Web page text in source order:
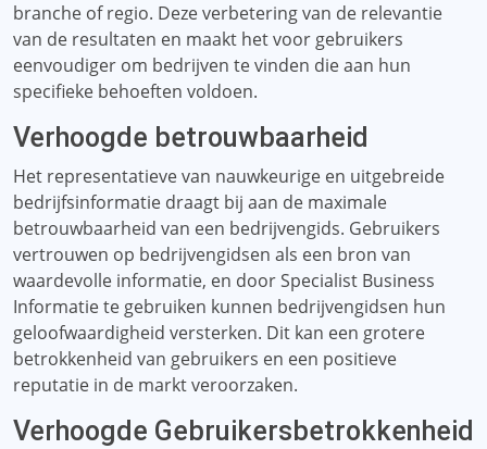
branche of regio. Deze verbetering van de relevantie
van de resultaten en maakt het voor gebruikers
eenvoudiger om bedrijven te vinden die aan hun
specifieke behoeften voldoen.
Verhoogde betrouwbaarheid
Het representatieve van nauwkeurige en uitgebreide
bedrijfsinformatie draagt ​​bij aan de maximale
betrouwbaarheid van een bedrijvengids. Gebruikers
vertrouwen op bedrijvengidsen als een bron van
waardevolle informatie, en door Specialist Business
Informatie te gebruiken kunnen bedrijvengidsen hun
geloofwaardigheid versterken. Dit kan een grotere
betrokkenheid van gebruikers en een positieve
reputatie in de markt veroorzaken.
Verhoogde Gebruikersbetrokkenheid